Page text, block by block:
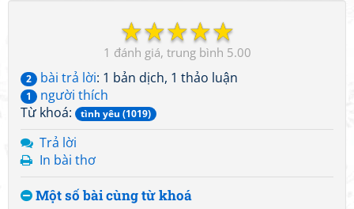
☆
☆
☆
☆
☆
1 5.00
2 bài trả lời: 1 bản dịch, 1 thảo luận
1
người thích
Từ khoá:
tình yêu (1019)
Trả lời
In bài thơ
Một số bài cùng từ khoá